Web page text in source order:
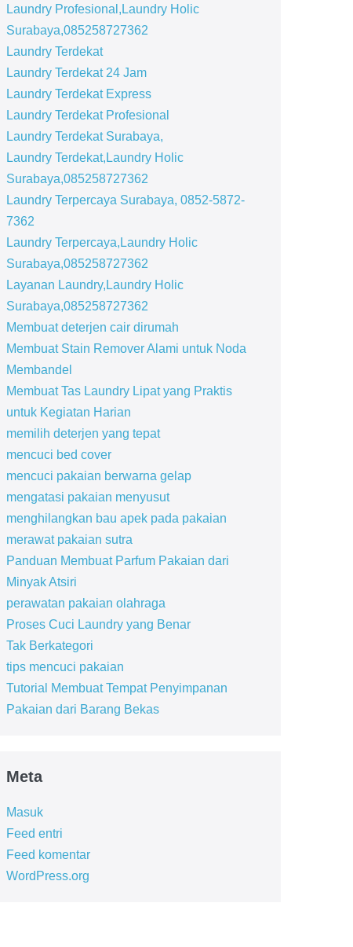
Laundry Profesional,Laundry Holic
Surabaya,085258727362
Laundry Terdekat
Laundry Terdekat 24 Jam
Laundry Terdekat Express
Laundry Terdekat Profesional
Laundry Terdekat Surabaya,
Laundry Terdekat,Laundry Holic
Surabaya,085258727362
Laundry Terpercaya Surabaya, 0852-5872-
7362
Laundry Terpercaya,Laundry Holic
Surabaya,085258727362
Layanan Laundry,Laundry Holic
Surabaya,085258727362
Membuat deterjen cair dirumah
Membuat Stain Remover Alami untuk Noda
Membandel
Membuat Tas Laundry Lipat yang Praktis
untuk Kegiatan Harian
memilih deterjen yang tepat
mencuci bed cover
mencuci pakaian berwarna gelap
mengatasi pakaian menyusut
menghilangkan bau apek pada pakaian
merawat pakaian sutra
Panduan Membuat Parfum Pakaian dari
Minyak Atsiri
perawatan pakaian olahraga
Proses Cuci Laundry yang Benar
Tak Berkategori
tips mencuci pakaian
Tutorial Membuat Tempat Penyimpanan
Pakaian dari Barang Bekas
Meta
Masuk
Feed entri
Feed komentar
WordPress.org